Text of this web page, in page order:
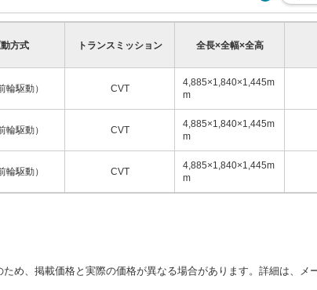
方式 トランスミッション 全長×全幅×全高
輪駆動） CVT
4,885×1,840×1,445m
m
輪駆動） CVT
4,885×1,840×1,445m
m
輪駆動） CVT
4,885×1,840×1,445m
m
め、掲載価格と実際の価格が異なる場合があります。詳細は、メ